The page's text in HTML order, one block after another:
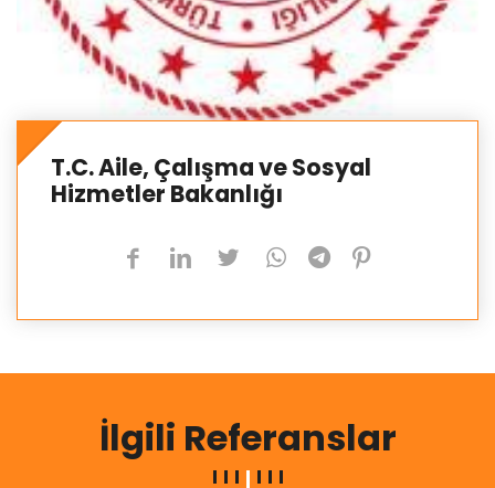
T.C. Aile, Çalışma ve Sosyal
Hizmetler Bakanlığı
İlgili Referanslar